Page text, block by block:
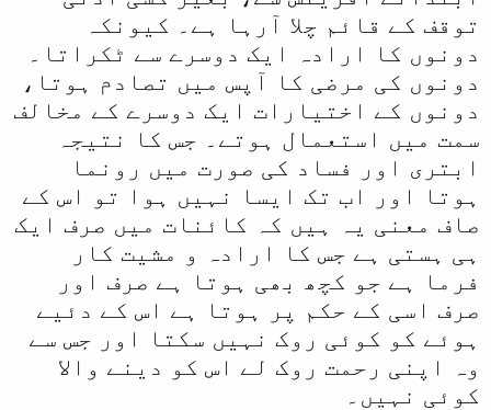
توقف کے قائم چلا آرہا ہے۔ کیونکہ
دونوں کا ارادہ ایک دوسرے سے ٹکراتا۔
دونوں کی مرضی کا آپس میں تصادم ہوتا،
دونوں کے اختیارات ایک دوسرے کے مخالف
سمت میں استعمال ہوتے۔ جس کا نتیجہ
ابتری اور فساد کی صورت میں رونما
ہوتا اور اب تک ایسا نہیں ہوا تو اس کے
صاف معنی یہ ہیں کہ کائنات میں صرف ایک
ہی ہستی ہے جس کا ارادہ و مشیت کار
فرما ہے جو کچھ بھی ہوتا ہے صرف اور
صرف اسی کے حکم پر ہوتا ہے اس کے دئیے
ہوئے کو کوئی روک نہیں سکتا اور جس سے
وہ اپنی رحمت روک لے اس کو دینے والا
کوئی نہیں۔